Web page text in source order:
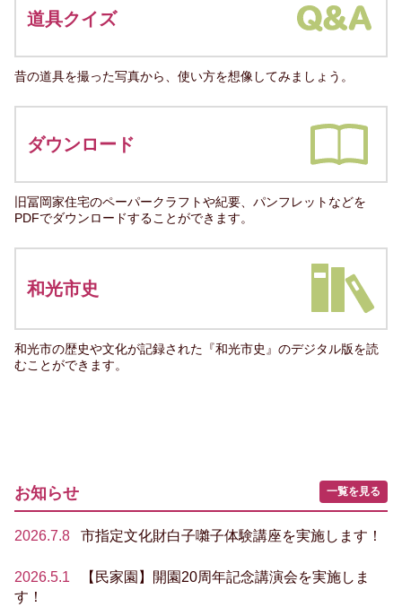
道具クイズ
昔の道具を撮った写真から、使い方を想像してみましょう。
ダウンロード
旧冨岡家住宅のペーパークラフトや紀要、パンフレットなどを
PDFでダウンロードすることができます。
和光市史
和光市の歴史や文化が記録された『和光市史』のデジタル版を読
むことができます。
お知らせ 一覧を見る
2026.7.8 市指定文化財白子囃子体験講座を実施します！
2026.5.1
【民家園】開園20周年記念講演会を実施しま
す！